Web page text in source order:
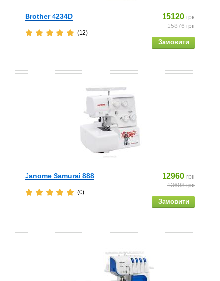
Brother 4234D 15120 грн
15876грн
(12)
Janome Samurai 888 12960 грн
13608грн
(0)